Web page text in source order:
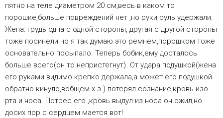
пятно на теле диаметром 20 см,весь в каком то
порошке,больше повреждений нет ,но руки руль удержали.
Жена: грудь одна с одной стороны, другая с другой стороны
тоже посинели но я так думаю это ремнем,порошком тоже
основательно посыпало. Теперь бобик,ему досталось
больше всего(он то непристегнут). От удара подушкой(жена
его руками видимо крепко держала,а может его подушкой
обратно кинуло,вобщем х.з.) потерял сознание,кровь изо
рта и носа. Потрес его ,кровь выдул из носа он ожил,но
досих пор с сердцем мается вот!